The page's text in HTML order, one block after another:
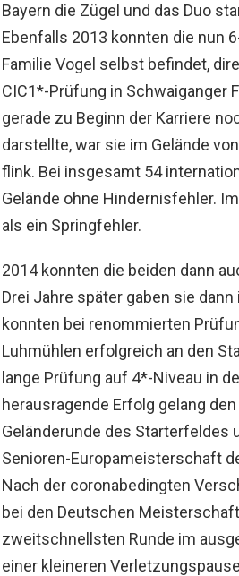
Bayern die Zügel und das Duo
Ebenfalls 2013 konnten die nun
Familie Vogel selbst befindet,
CIC1*-Prüfung in Schwaiganger
gerade zu Beginn der Karriere
darstellte, war sie im Gelände
flink. Bei insgesamt 54
Gelände ohne Hindernisfehler.
als ein Springfehler.
2014 konnten die beiden dann
Drei Jahre später gaben sie
konnten bei renommierten
Luhmühlen erfolgreich an den
lange Prüfung auf 4*-Niveau in
herausragende Erfolg gelang
Geländerunde des Starterfeldes
Senioren-Europameisterschaft
Nach der coronabedingten
bei den Deutschen
zweitschnellsten Runde im
einer kleineren